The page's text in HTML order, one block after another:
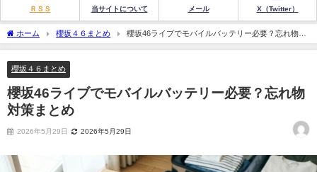
ＲＳＳ 当サイトについて メール X（Twitter）
ホーム 櫻坂４６まとめ
櫻坂46ライブでモバイルバッテリー必要？忘れ物対
策まとめ
櫻坂４６まとめ
櫻坂46ライブでモバイルバッテリー必要？忘れ物
対策まとめ
2026年5月29日 2026年5月29日